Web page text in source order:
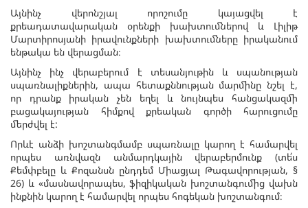
Այնինչ վերոնշյալ որոշումը կայացվել է
քրեադատավարական օրենքի խախտումներով և Լիլիթ
Մարտիրոսյանի իրավունքների խախտումները իրականում
ենթակա են վերացման։
Այնինչ ինչ վերաբերում է տեսանյութին և սպանության
սպառնալիքներին, ապա հետաքննության մարմինը նշել է,
որ դրանք իրական չեն եղել և նույնպես հանցակազմի
բացակայության հիմքով քրեական գործի հարուցումը
մերժվել է:
Որևէ անձի խոշտանգմամբ սպառնալը կարող է համարվել
որպես առնվազն անմարդկային վերաբերմունք (տե՛ս
Քեմփբելը և Քոզանսն ընդդեմ Միացյալ Թագավորության, §
26) և «մասնավորապես, ֆիզիկական խոշտանգումից վախն
ինքնին կարող է համարվել որպես հոգեկան խոշտանգում։